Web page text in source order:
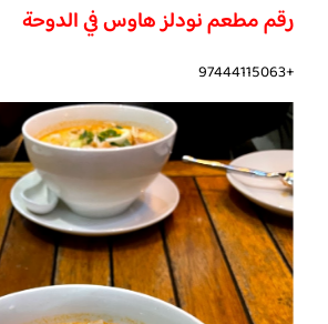
رقم مطعم نودلز هاوس في الدوحة
+97444115063